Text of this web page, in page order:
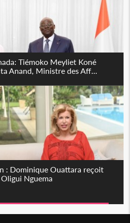
Tiémoko Meyliet Koné
Anand, Ministre des Aff...
: Dominique Ouattara reçoit
Nguema